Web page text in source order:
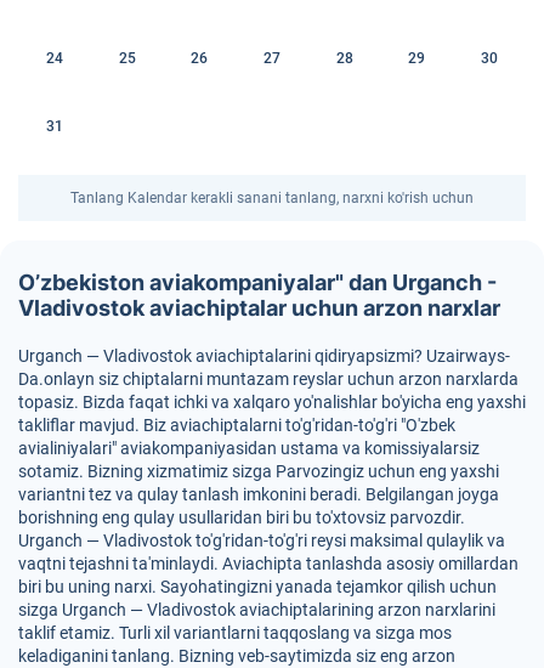
24 25 26 27 28 29 30
31
Tanlang Kalendar kerakli sanani tanlang, narxni ko'rish uchun
O’zbekiston aviakompaniyalar" dan Urganch -
Vladivostok aviachiptalar uchun arzon narxlar
Urganch — Vladivostok aviachiptalarini qidiryapsizmi? Uzairways-
Da.onlayn siz chiptalarni muntazam reyslar uchun arzon narxlarda
topasiz. Bizda faqat ichki va xalqaro yo'nalishlar bo'yicha eng yaxshi
takliflar mavjud. Biz aviachiptalarni to'g'ridan-to'g'ri "O'zbek
avialiniyalari" aviakompaniyasidan ustama va komissiyalarsiz
sotamiz. Bizning xizmatimiz sizga Parvozingiz uchun eng yaxshi
variantni tez va qulay tanlash imkonini beradi. Belgilangan joyga
borishning eng qulay usullaridan biri bu to'xtovsiz parvozdir.
Urganch — Vladivostok to'g'ridan-to'g'ri reysi maksimal qulaylik va
vaqtni tejashni ta'minlaydi. Aviachipta tanlashda asosiy omillardan
biri bu uning narxi. Sayohatingizni yanada tejamkor qilish uchun
sizga Urganch — Vladivostok aviachiptalarining arzon narxlarini
taklif etamiz. Turli xil variantlarni taqqoslang va sizga mos
keladiganini tanlang. Bizning veb-saytimizda siz eng arzon